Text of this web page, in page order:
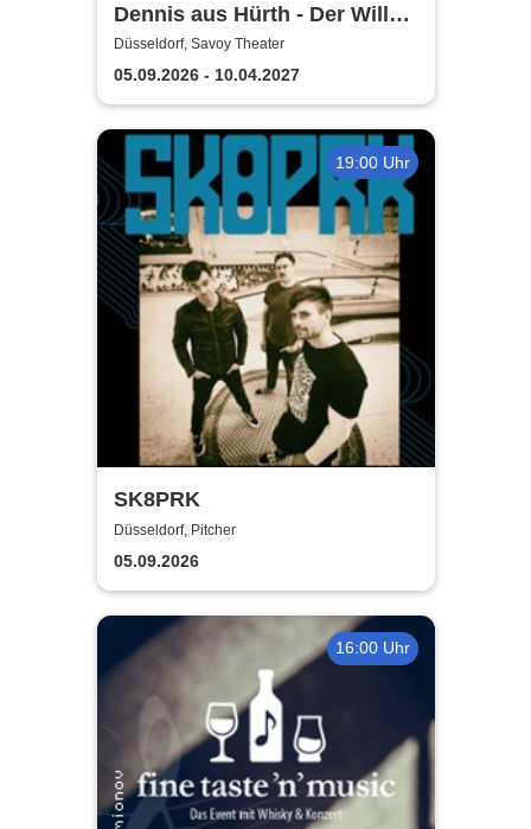
Dennis aus Hürth - Der Wille
war da - nur ich nicht!
Düsseldorf, Savoy Theater
05.09.2026 - 10.04.2027
19:00 Uhr
SK8PRK
Düsseldorf, Pitcher
05.09.2026
16:00 Uhr